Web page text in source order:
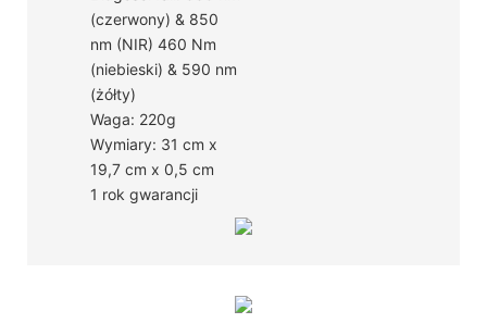
(czerwony) & 850
nm (NIR) 460 Nm
(niebieski) & 590 nm
(żółty)
Waga: 220g
Wymiary: 31 cm x
19,7 cm x 0,5 cm
1 rok gwarancji